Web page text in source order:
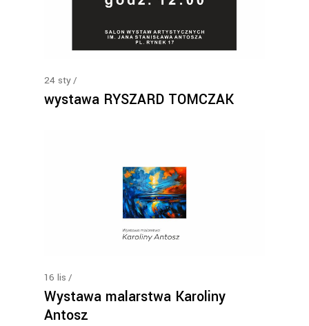
24 sty
wystawa RYSZARD TOMCZAK
16 lis
Wystawa malarstwa Karoliny
Antosz